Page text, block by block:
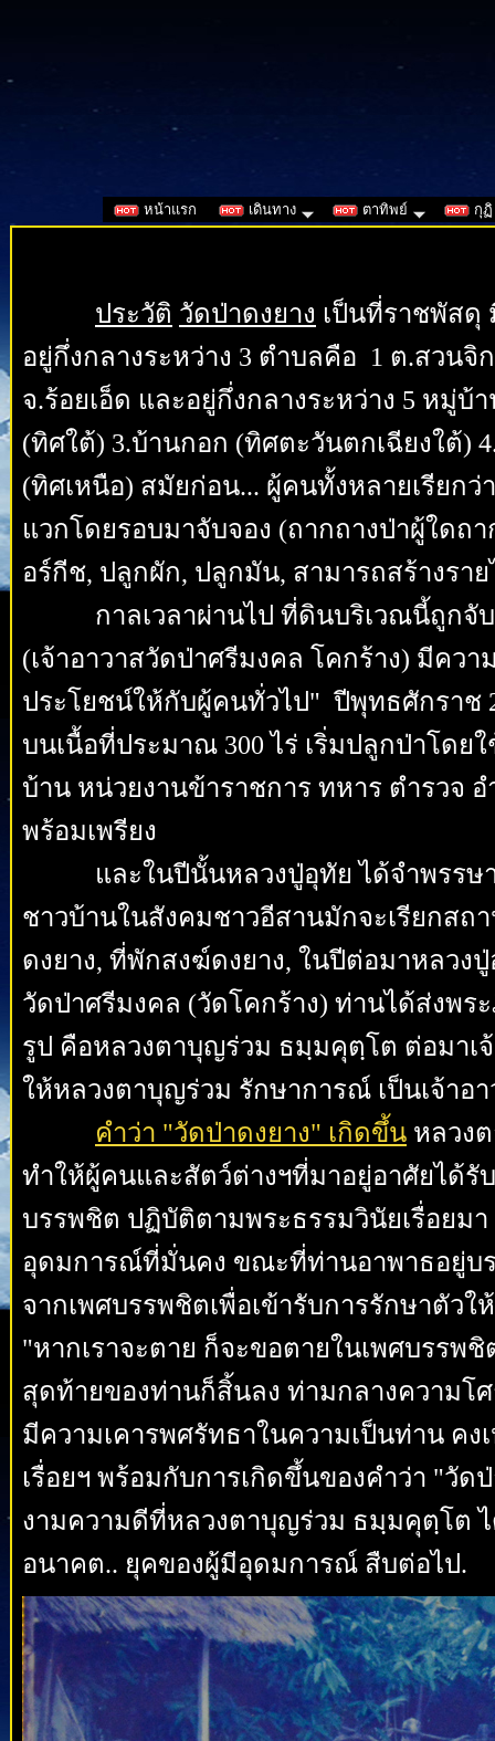
หน้าแรก เดินทาง ตาทิพย์ กุฏิ
ประวัติ วัดป่าดงยาง เป็นที่ราชพัสดุ
อยู่กึ่งกลางระหว่าง 3 ตำบลคือ 1 ต.สวน
จ.ร้อยเอ็ด และอยู่กึ่งกลางระหว่าง 5 หมู่
(ทิศใต้) 3.บ้านกอก (ทิศตะวันตกเฉียงใต้)
(ทิศเหนือ) สมัยก่อน... ผู้คนทั้งหลายเรียกว่
แวกโดยรอบมาจับจอง (ถากถางป่าผู้ใดถา
อร์กีช, ปลูกผัก, ปลูกมัน, สามารถสร้างรา
กาลเวลาผ่านไป ที่ดินบริเวณนี้ถูกจับ
(เจ้าอาวาสวัดป่าศรีมงคล โคกร้าง) มีคว
ประโยชน์ให้กับผู้คนทั่วไป" ปีพุทธศักราช
บนเนื้อที่ประมาณ 300 ไร่ เริ่มปลูกป่าโดย
บ้าน หน่วยงานข้าราชการ ทหาร ตำรวจ
พร้อมเพรียง
และในปีนั้นหลวงปู่อุทัย ได้จำพรรษา
ชาวบ้านในสังคมชาวอีสานมักจะเรียกสถ
ดงยาง, ที่พักสงฆ์ดงยาง, ในปีต่อมาหลวง
วัดป่าศรีมงคล (วัดโคกร้าง) ท่านได้ส่งพร
รูป คือหลวงตาบุญร่วม ธมฺมคุตฺโต ต่อมาเ
ให้หลวงตาบุญร่วม รักษาการณ์ เป็นเจ้าอ
คำว่า "วัดป่าดงยาง" เกิดขึ้น หลวง
ทำให้ผู้คนและสัตว์ต่างฯที่มาอยู่อาศัยได้
บรรพชิต ปฏิบัติตามพระธรรมวินัยเรื่อยม
อุดมการณ์ที่มั่นคง ขณะที่ท่านอาพาธอยู่บ
จากเพศบรรพชิตเพื่อเข้ารับการรักษาตัว
"หากเราจะตาย ก็จะขอตายในเพศบรรพ
สุดท้ายของท่านก็สิ้นลง ท่ามกลางความโ
มีความเคารพศรัทธาในความเป็นท่าน ค
เรื่อยฯ พร้อมกับการเกิดขึ้นของคำว่า "วั
งามความดีที่หลวงตาบุญร่วม ธมฺมคุตฺโต
อนาคต.. ยุคของผู้มีอุดมการณ์ สืบต่อไป.